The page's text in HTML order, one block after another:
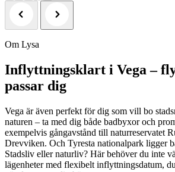
Om Lysa
Inflyttningsklart i Vega –
passar dig
Vega är även perfekt för dig som vill bo
naturen – ta med dig både badbyxor och
exempelvis gångavstånd till naturreservatet
Drevviken. Och Tyresta nationalpark ligger
Stadsliv eller naturliv? Här behöver du inte
lägenheter med flexibelt inflyttningsdatum,